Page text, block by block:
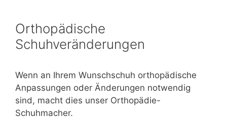
Orthopädische
Schuhveränderungen
Wenn an Ihrem Wunschschuh orthopädische
Anpassungen oder Änderungen notwendig
sind, macht dies unser Orthopädie-
Schuhmacher.